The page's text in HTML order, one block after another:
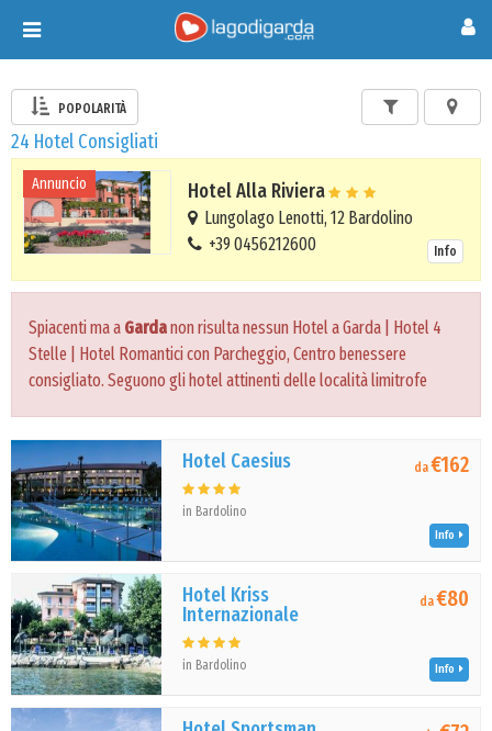
Toggle
navigation
POPOLARITÀ
24 Hotel Consigliati
Annuncio Hotel Alla Riviera
Lungolago Lenotti, 12 Bardolino
+39 0456212600
Info
Spiacenti ma a Gardanon risulta nessun Hotel a Garda | Hotel 4
Stelle | Hotel Romantici con Parcheggio, Centro benessere
consigliato. Seguono gli hotel attinenti delle località limitrofe
Hotel Caesius
in Bardolino
da€162
Info
Hotel Kriss
Internazionale
in Bardolino
da€80
Info